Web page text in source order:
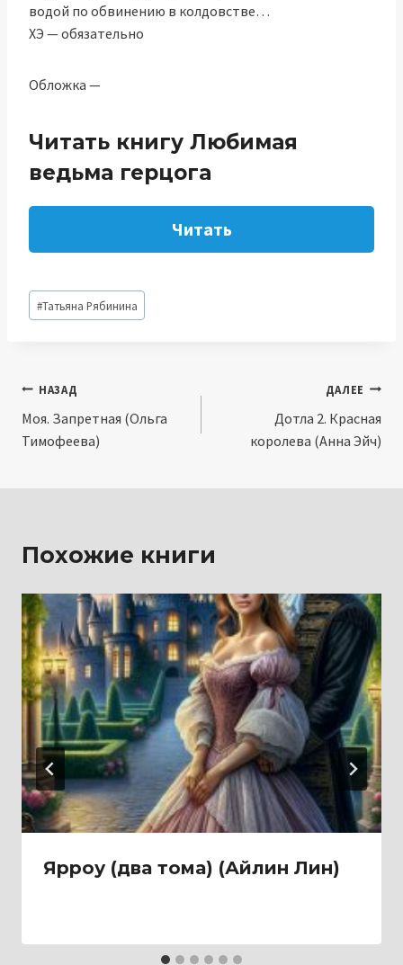
водой по обвинению в колдовстве…
ХЭ — обязательно
Обложка —
Читать книгу Любимая
ведьма герцога
Читать
Метки
записи:
#Татьяна Рябинина
Навигация
по
НАЗАД
Моя. Запретная (Ольга
Тимофеева)
ДАЛЕЕ
Дотла 2. Красная
королева (Анна Эйч)
Похожие книги
Ярроу (два тома) (Айлин Лин)